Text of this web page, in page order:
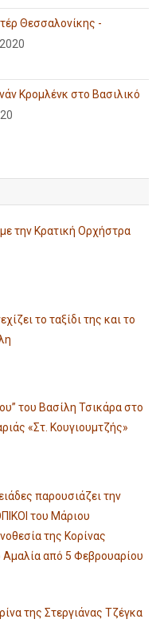
Θεσσαλονίκης -
Κρομλένκ στο Βασιλικό
την Κρατική Ορχήστρα
το ταξίδι της και το
του Βασίλη Τσικάρα στο
«Στ. Κουγιουμτζής»
παρουσιάζει την
του Μάριου
της Κορίνας
Αμαλία από 5 Φεβρουαρίου
της Στεργιάνας Τζέγκα